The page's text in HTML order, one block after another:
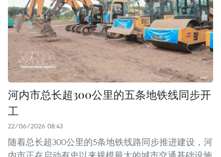
河内市总长超300公里的五条地铁线同步开
工
22/06/2026 08:43
随着总长超300公里的5条地铁线路同步推进建设，河